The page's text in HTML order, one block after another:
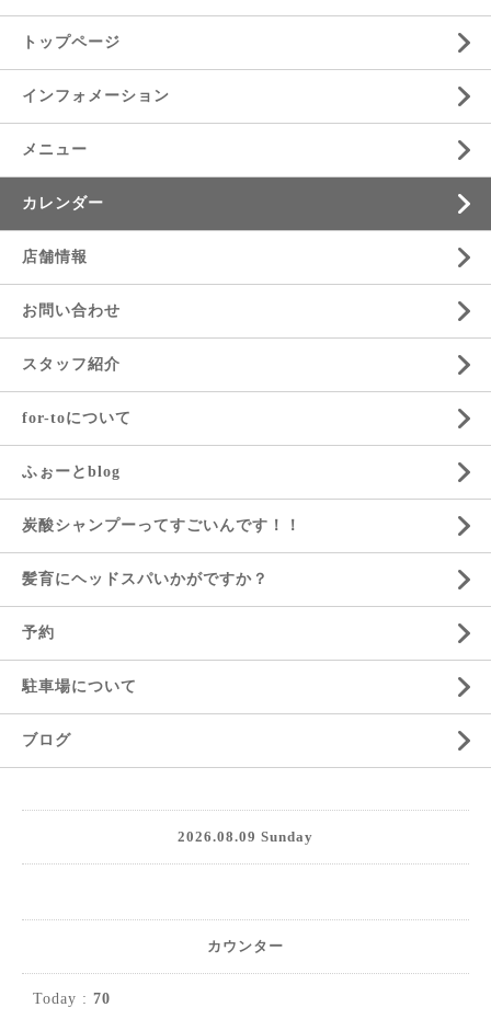
トップページ
インフォメーション
メニュー
カレンダー
店舗情報
お問い合わせ
スタッフ紹介
for-toについて
ふぉーとblog
炭酸シャンプーってすごいんです！！
髪育にヘッドスパいかがですか？
予約
駐車場について
ブログ
2026.08.09 Sunday
カウンター
Today : 70